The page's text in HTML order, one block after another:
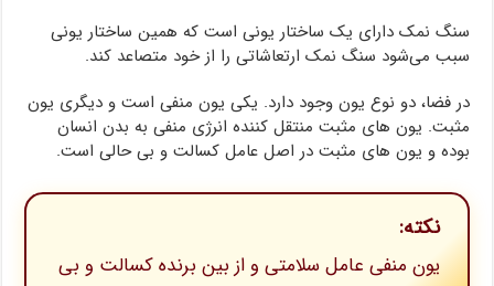
سنگ نمک دارای یک ساختار یونی است که همین ساختار یونی
سبب می‌شود سنگ نمک ارتعاشاتی را از خود متصاعد کند.
در فضا، دو نوع یون وجود دارد. یکی یون منفی است و دیگری یون
مثبت. یون های مثبت منتقل کننده انرژی منفی به بدن انسان
بوده و یون های مثبت در اصل عامل کسالت و بی حالی است.
نکته:
یون منفی عامل سلامتی و از بین برنده کسالت و بی